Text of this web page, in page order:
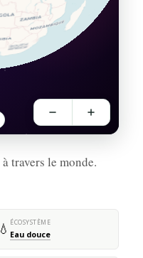
à travers le monde.
💧 ÉCOSYSTÈME
Eau douce